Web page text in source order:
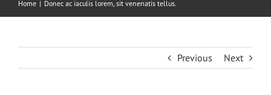
Home | Donec ac iaculis lorem, sit venenatis tellus.
Previous Next